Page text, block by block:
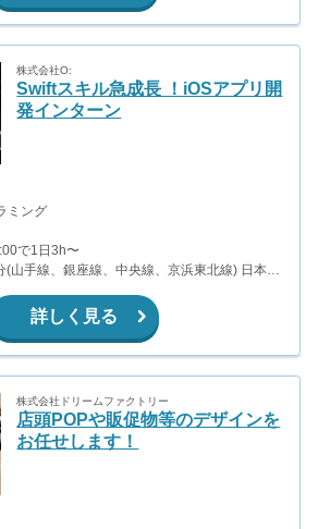
株式会社O:
Swiftスキル急成長 ！iOSアプリ開
発インターン
ミング
で1日3h〜
(山手線、銀座線、中央線、京浜東北線) 日本橋
は溜池山王オフィス(三菱総研内 南北線・銀座
詳しく見る
株式会社ドリームファクトリー
店頭POPや販促物等のデザインを
お任せします！